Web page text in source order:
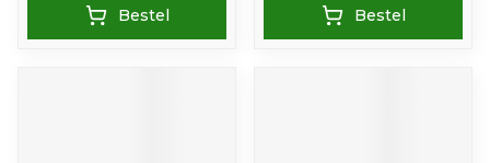
Bestel Bestel